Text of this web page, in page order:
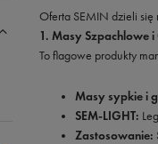
Oferta SEMIN dzieli się
1. Masy Szpachlowe i
To flagowe produkty
Masy sypkie i
SEM-LIGHT:
Zastosowanie: